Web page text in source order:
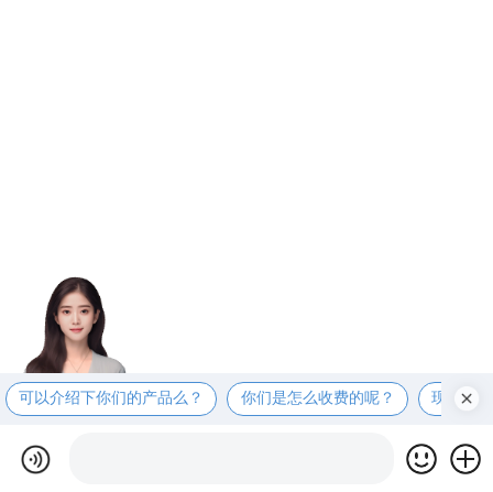
可以介绍下你们的产品么？ 你们是怎么收费的呢？ 现在有